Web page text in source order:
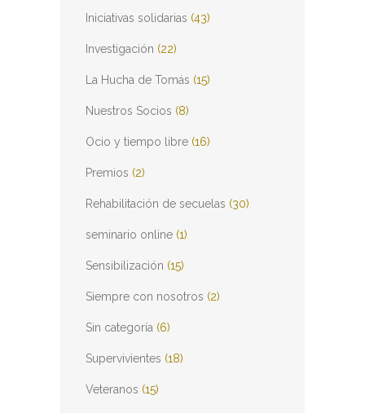
Iniciativas solidarias (43)
Investigación (22)
La Hucha de Tomás (15)
Nuestros Socios (8)
Ocio y tiempo libre (16)
Premios (2)
Rehabilitación de secuelas (30)
seminario online (1)
Sensibilización (15)
Siempre con nosotros (2)
Sin categoría (6)
Supervivientes (18)
Veteranos (15)